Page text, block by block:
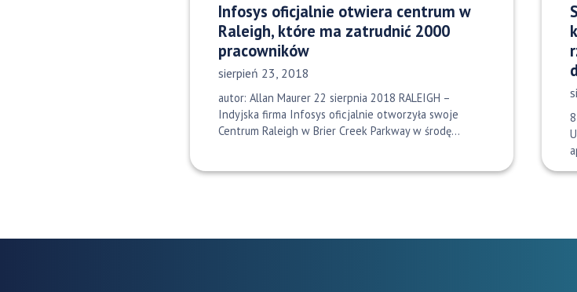
Infosys oficjalnie otwiera centrum w
Raleigh, które ma zatrudnić 2000
pracowników
Data opublikowania:
sierpień 23, 2018
autor: Allan Maurer 22 sierpnia 2018 RALEIGH –
Indyjska firma Infosys oficjalnie otworzyła swoje
Centrum Raleigh w Brier Creek Parkway w środę…